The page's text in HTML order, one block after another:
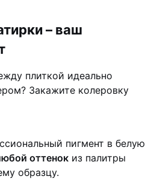
– ваш
плиткой идеально
Закажите колеровку
пигмент в белую
оттенок из палитры
образцу.